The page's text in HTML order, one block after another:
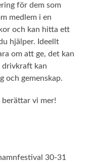
för dem som
medlem i en
och kan hitta ett
hjälper. Ideellt
om att ge, det kan
drivkraft kan
och gemenskap.
berättar vi mer!
30-31